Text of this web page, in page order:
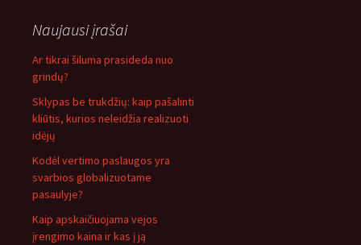
Naujausi įrašai
Ar tikrai šiluma prasideda nuo
grindų?
Sklypas be trukdžių: kaip pašalinti
kliūtis, kurios neleidžia realizuoti
idėjų
Kodėl vertimo paslaugos yra
svarbios globalizuotame
pasaulyje?
Kaip apskaičiuojama vejos
įrengimo kaina ir kas į ją